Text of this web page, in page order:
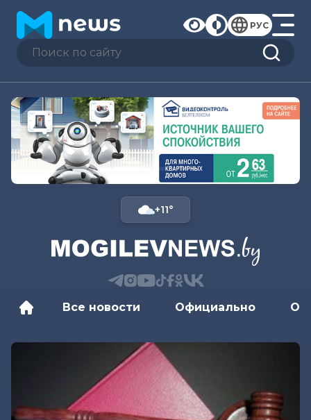
РУС
+11°
Все новости Официально